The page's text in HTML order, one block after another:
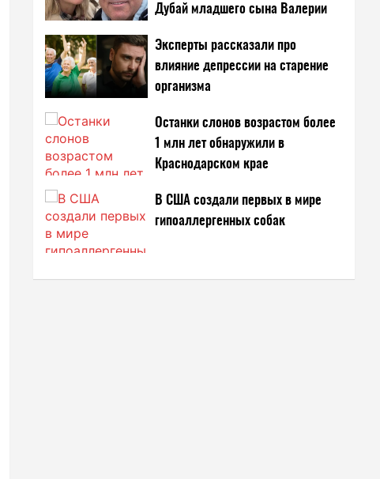
Дубай младшего сына Валерии
Эксперты рассказали про
влияние депрессии на старение
организма
Останки слонов возрастом более
1 млн лет обнаружили в
Краснодарском крае
В США создали первых в мире
гипоаллергенных собак